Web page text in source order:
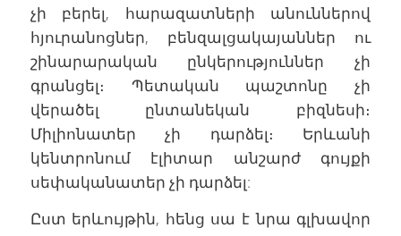
չի բերել, հարազատների անուններով
հյուրանոցներ, բենզալցակայաններ ու
շինարարական ընկերություններ չի
գրանցել։ Պետական պաշտոնը չի
վերածել ընտանեկան բիզնեսի։
Միլիոնատեր չի դարձել։ Երևանի
կենտրոնում էլիտար անշարժ գույքի
սեփականատեր չի դարձել:
Ըստ երևույթին, հենց սա է նրա գլխավոր